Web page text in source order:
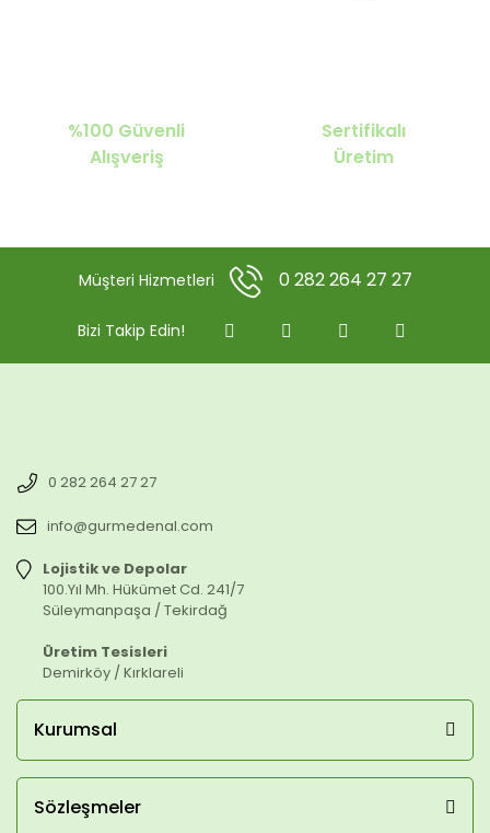
%100 Güvenli
Alışveriş
Sertifikalı
Üretim
Müşteri Hizmetleri 0 282 264 27 27
Bizi Takip Edin!
0 282 264 27 27
info@gurmedenal.com
Lojistik ve Depolar
100.Yıl Mh. Hükümet Cd. 241/7
Süleymanpaşa / Tekirdağ
Üretim Tesisleri
Demirköy / Kırklareli
Kurumsal
Sözleşmeler